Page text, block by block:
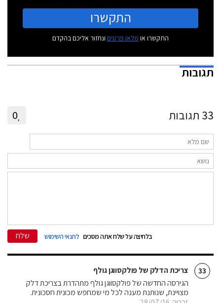
התקשרו
התקשרו או מלאו פרטים ונחזור אליכם בהקדם
תגובות
33 תגובות 0
בלחיצה על שלח אתה מסכים לתנאי השימוש שלח
33 צריכת הדלק של פולקסווגן גולף
הגירסה החדשה של פולקסווגן גולף מתהדרת בצריכת דלק
מצויינת, שנותנת מענה לכל מי שמחפש מכונית חסכונית.